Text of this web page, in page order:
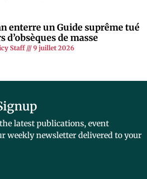
enterre un Guide suprême tué
d’obsèques de masse
Staff 9 juillet 2026
latest publications, event
weekly newsletter delivered to your